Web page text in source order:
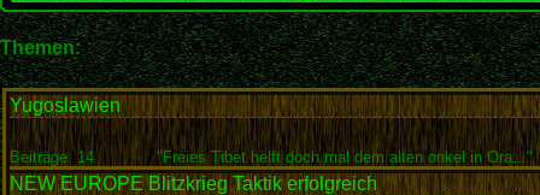
Themen:
Yugoslawien
Beiträge: 14 "Freies Tibet helft doch mal dem alten onkel in Ora..."
NEW EUROPE Blitzkrieg Taktik erfolgreich